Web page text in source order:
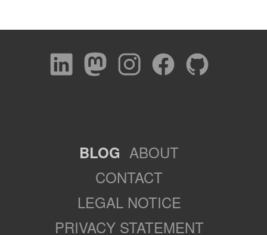
BLOG ABOUT
CONTACT
LEGAL NOTICE
PRIVACY STATEMENT